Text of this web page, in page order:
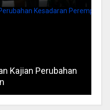
Kajian Perubahan